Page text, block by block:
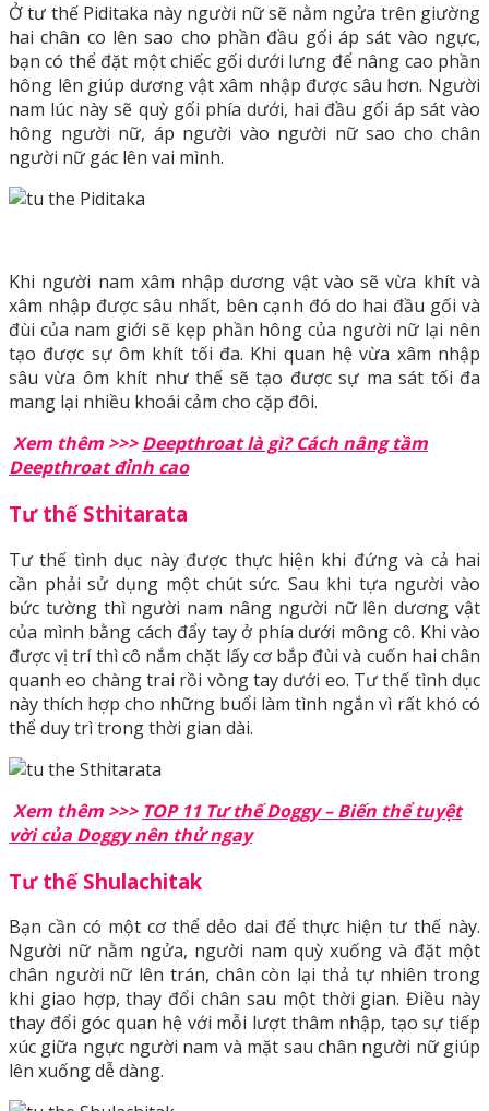
Ở tư thế Piditaka này người nữ sẽ nằm ngửa trên giường
hai chân co lên sao cho phần đầu gối áp sát vào ngực,
bạn có thể đặt một chiếc gối dưới lưng để nâng cao phần
hông lên giúp dương vật xâm nhập được sâu hơn. Người
nam lúc này sẽ quỳ gối phía dưới, hai đầu gối áp sát vào
hông người nữ, áp người vào người nữ sao cho chân
người nữ gác lên vai mình.
Khi người nam xâm nhập dương vật vào sẽ vừa khít và
xâm nhập được sâu nhất, bên cạnh đó do hai đầu gối và
đùi của nam giới sẽ kẹp phần hông của người nữ lại nên
tạo được sự ôm khít tối đa. Khi quan hệ vừa xâm nhập
sâu vừa ôm khít như thế sẽ tạo được sự ma sát tối đa
mang lại nhiều khoái cảm cho cặp đôi.
Xem thêm >>>Deepthroat là gì? Cách nâng tầm
Deepthroat đỉnh cao
Tư thế Sthitarata
Tư thế tình dục này được thực hiện khi đứng và cả hai
cần phải sử dụng một chút sức. Sau khi tựa người vào
bức tường thì người nam nâng người nữ lên dương vật
của mình bằng cách đẩy tay ở phía dưới mông cô. Khi vào
được vị trí thì cô nắm chặt lấy cơ bắp đùi và cuốn hai chân
quanh eo chàng trai rồi vòng tay dưới eo. Tư thế tình dục
này thích hợp cho những buổi làm tình ngắn vì rất khó có
thể duy trì trong thời gian dài.
Xem thêm >>> TOP 11 Tư thế Doggy – Biến thể tuyệt
vời của Doggy nên thử ngay
Tư thế Shulachitak
Bạn cần có một cơ thể dẻo dai để thực hiện tư thế này.
Người nữ nằm ngửa, người nam quỳ xuống và đặt một
chân người nữ lên trán, chân còn lại thả tự nhiên trong
khi giao hợp, thay đổi chân sau một thời gian. Điều này
thay đổi góc quan hệ với mỗi lượt thâm nhập, tạo sự tiếp
xúc giữa ngực người nam và mặt sau chân người nữ giúp
lên xuống dễ dàng.